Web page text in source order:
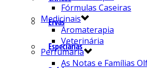
Ervas
Especiarias
Fórmulas Caseiras
Medicinais
Aromaterapia
Veterinária
Perfumaria
As Notas e Famílias